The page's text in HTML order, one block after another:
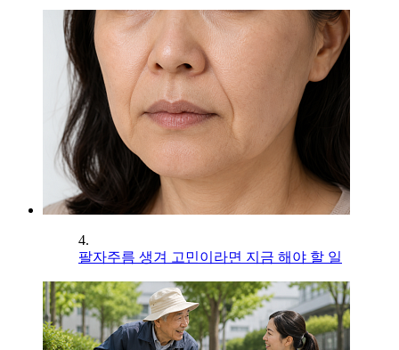
4.
팔자주름 생겨 고민이라면 지금 해야 할 일